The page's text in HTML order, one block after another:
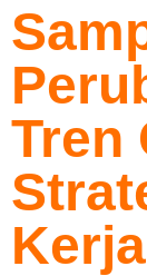
Tren
Kerja